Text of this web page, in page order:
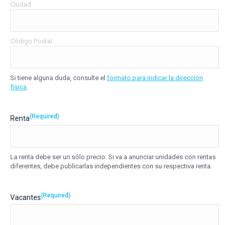
Ciudad
Código Postal
Si tiene alguna duda, consulte el formato para indicar la dirección
física.
Renta(Required)
La renta debe ser un sólo precio. Si va a anunciar unidades con rentas
diferentes, debe publicarlas independientes con su respectiva renta.
Vacantes(Required)